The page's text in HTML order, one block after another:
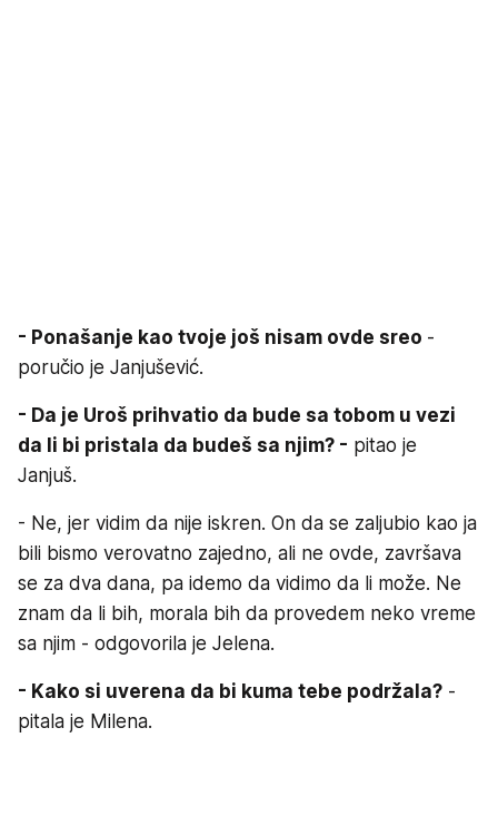
- Ponašanje kao tvoje još nisam ovde sreo -
poručio je Janjušević.
- Da je Uroš prihvatio da bude sa tobom u vezi
da li bi pristala da budeš sa njim? - pitao je
Janjuš.
- Ne, jer vidim da nije iskren. On da se zaljubio kao ja
bili bismo verovatno zajedno, ali ne ovde, završava
se za dva dana, pa idemo da vidimo da li može. Ne
znam da li bih, morala bih da provedem neko vreme
sa njim - odgovorila je Jelena.
- Kako si uverena da bi kuma tebe podržala? -
pitala je Milena.